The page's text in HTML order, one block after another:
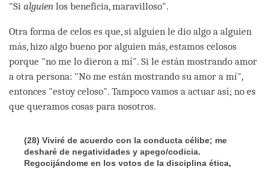
"Si alguien los beneficia, maravilloso".
Otra forma de celos es que, si alguien le dio algo a alguien
más, hizo algo bueno por alguien más, estamos celosos
porque "no me lo dieron a mí". Si le están mostrando amor
a otra persona: "No me están mostrando su amor a mí",
entonces "estoy celoso". Tampoco vamos a actuar así; no es
que queramos cosas para nosotros.
(28) Viviré de acuerdo con la conducta célibe; me
desharé de negatividades y apego/codicia.
Regocijándome en los votos de la disciplina ética,